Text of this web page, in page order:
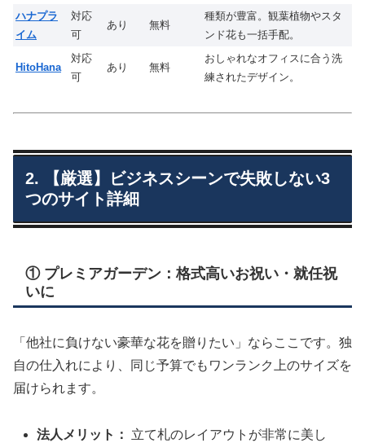
ハナプラ
イム
対応
可
あり 無料
種類が豊富。観葉植物やスタ
ンド花も一括手配。
HitoHana
対応
可
あり 無料
おしゃれなオフィスに合う洗
練されたデザイン。
2. 【厳選】ビジネスシーンで失敗しない3
つのサイト詳細
① プレミアガーデン：格式高いお祝い・就任祝
いに
「他社に負けない豪華な花を贈りたい」ならここです。独
自の仕入れにより、同じ予算でもワンランク上のサイズを
届けられます。
法人メリット：
立て札のレイアウトが非常に美し